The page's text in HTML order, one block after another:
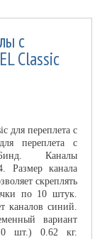
с
Classic
для переплета с
переплета с
Каналы
Размер канала
скреплять
по 10 штук.
каналов синий.
вариант
шт.) 0.62 кг.